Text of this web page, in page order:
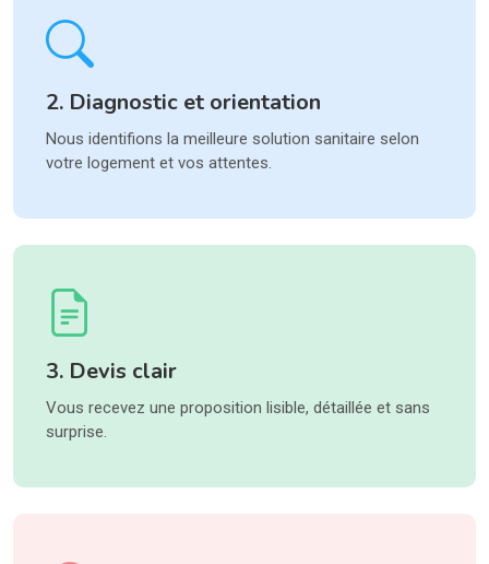
2. Diagnostic et orientation
Nous identifions la meilleure solution sanitaire selon
votre logement et vos attentes.
3. Devis clair
Vous recevez une proposition lisible, détaillée et sans
surprise.